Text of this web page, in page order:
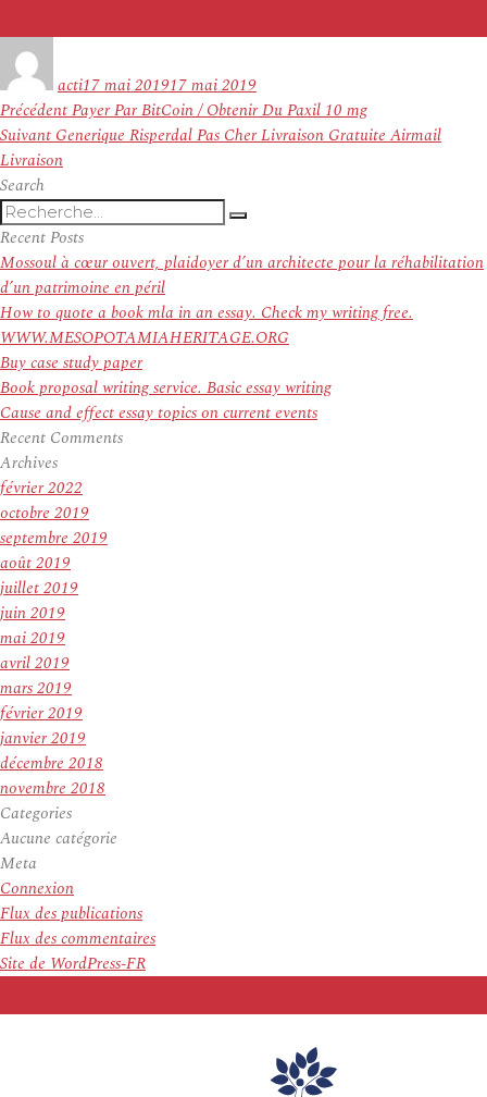
actile
17 mai 201917 mai 2019
Navigation
de
l’article
PrécédentArticle
précédent :
Payer Par BitCoin / Obtenir Du Paxil 10 mg
Suivant Article
suivant :
Generique Risperdal Pas Cher Livraison Gratuite Airmail
Livraison
Search
Recherche
pour
:
Recherche
Recent Posts
Mossoul à cœur ouvert, plaidoyer d’un architecte pour la réhabilitation
d’un patrimoine en péril
How to quote a book mla in an essay. Check my writing free.
WWW.MESOPOTAMIAHERITAGE.ORG
Buy case study paper
Book proposal writing service. Basic essay writing
Cause and effect essay topics on current events
Recent Comments
Archives
février 2022
octobre 2019
septembre 2019
août 2019
juillet 2019
juin 2019
mai 2019
avril 2019
mars 2019
février 2019
janvier 2019
décembre 2018
novembre 2018
Categories
Aucune catégorie
Meta
Connexion
Flux des publications
Flux des commentaires
Site de WordPress-FR